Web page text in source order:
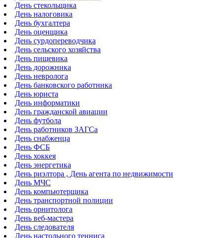
День стекольщика
День налоговика
День бухгалтера
День оценщика
День сурдопереводчика
День сельского хозяйства
День пищевика
День дорожника
День невролога
День банковского работника
День юриста
День информатики
День гражданской авиации
День футбола
День работников ЗАГСа
День снабженца
День ФСБ
День хоккея
День энергетика
День риэлтора , День агента по недвижимости
День МЧС
День компьютерщика
День транспортной полиции
День орнитолога
День веб-мастера
День следователя
День настольного тенниса